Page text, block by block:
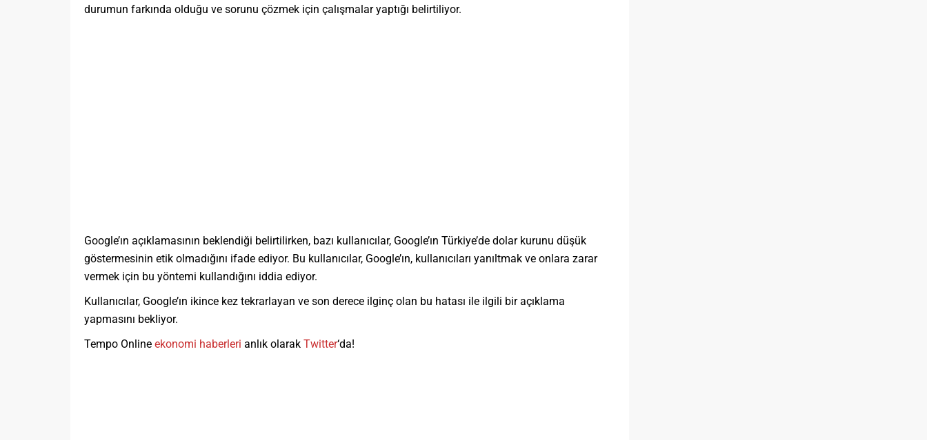
durumun farkında olduğu ve sorunu çözmek için çalışmalar yaptığı belirtiliyor.
Google’ın açıklamasının beklendiği belirtilirken, bazı kullanıcılar, Google’ın Türkiye’de dolar kurunu düşük
göstermesinin etik olmadığını ifade ediyor. Bu kullanıcılar, Google’ın, kullanıcıları yanıltmak ve onlara zarar
vermek için bu yöntemi kullandığını iddia ediyor.
Kullanıcılar, Google’ın ikince kez tekrarlayan ve son derece ilginç olan bu hatası ile ilgili bir açıklama
yapmasını bekliyor.
Tempo Online ekonomi haberleri anlık olarak Twitter‘da!